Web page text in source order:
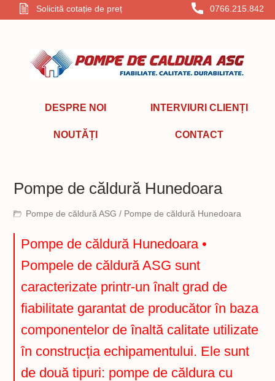
Solicită cotație de preț 0766.215.842
DESPRE NOI INTERVIURI CLIENȚI
NOUTĂȚI CONTACT
Pompe de căldură Hunedoara
Pompe de căldură ASG/ Pompe de căldură Hunedoara
Pompe de căldură Hunedoara •
Pompele de căldură ASG sunt
caracterizate printr-un înalt grad de
fiabilitate garantat de producător în baza
componentelor de înaltă calitate utilizate
în construcția echipamentului. Ele sunt
de două tipuri: pompe de căldura cu